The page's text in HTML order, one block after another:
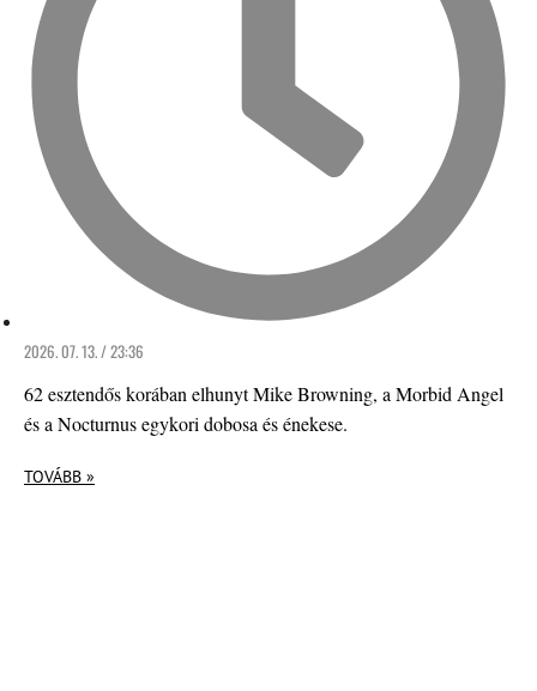
2026. 07. 13. / 23:36
62 esztendős korában elhunyt Mike Browning, a Morbid Angel
és a Nocturnus egykori dobosa és énekese.
TOVÁBB »